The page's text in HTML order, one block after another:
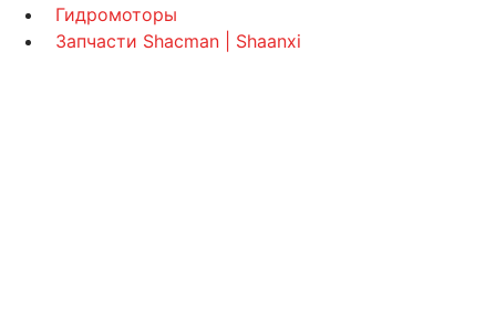
Гидромоторы
Запчасти Shacman | Shaanxi